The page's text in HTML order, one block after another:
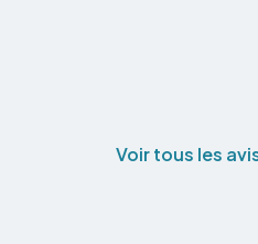
Voir tous les